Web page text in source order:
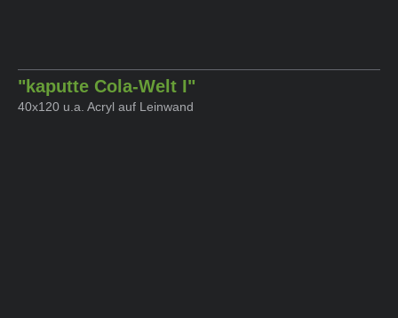
"kaputte Cola-Welt I"
40x120 u.a. Acryl auf Leinwand